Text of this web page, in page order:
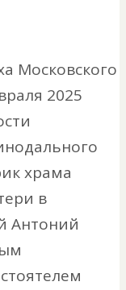
Московского
2025
храма
в
Антоний